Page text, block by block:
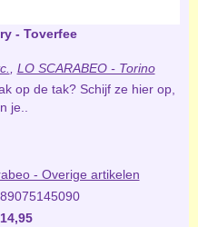
- Toverfee
, LO SCARABEO - Torino
op de tak? Schijf ze hier op,
je..
- Overige artikelen